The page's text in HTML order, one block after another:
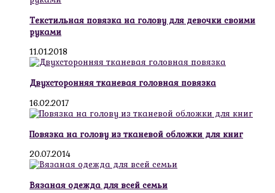
Текстильная повязка на голову для девочки своими
руками
11.01.2018
Двухсторонняя тканевая головная повязка
16.02.2017
Повязка на голову из тканевой обложки для книг
20.07.2014
Вязаная одежда для всей семьи